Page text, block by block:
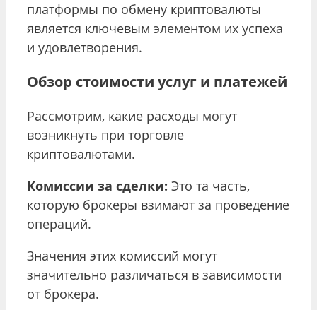
платформы по обмену криптовалюты
является ключевым элементом их успеха
и удовлетворения.
Обзор стоимости услуг и платежей
Рассмотрим, какие расходы могут
возникнуть при торговле
криптовалютами.
Комиссии за сделки: Это та часть,
которую брокеры взимают за проведение
операций.
Значения этих комиссий могут
значительно различаться в зависимости
от брокера.